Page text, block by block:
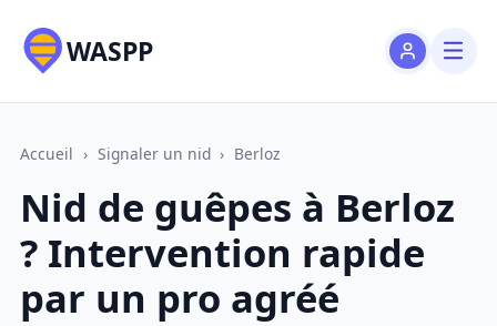
WASPP
Accueil › Signaler un nid › Berloz
Nid de guêpes à Berloz
? Intervention rapide
par un pro agréé